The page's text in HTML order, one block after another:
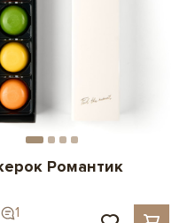
Романтик
1